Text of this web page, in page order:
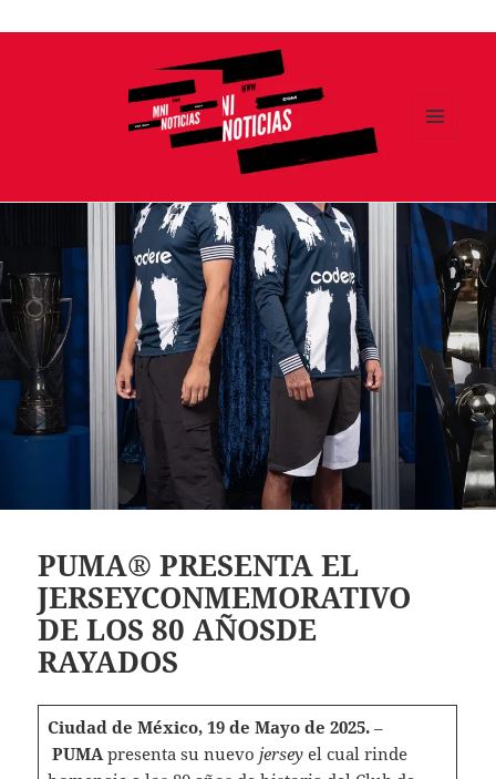
Ir
PUMA® PRESENTA EL
JERSEYCONMEMORATIVO
DE LOS 80 AÑOSDE
RAYADOS
Ciudad de México, 19 de Mayo de 2025. –
PUMA presenta su nuevo jerseyel cual rinde